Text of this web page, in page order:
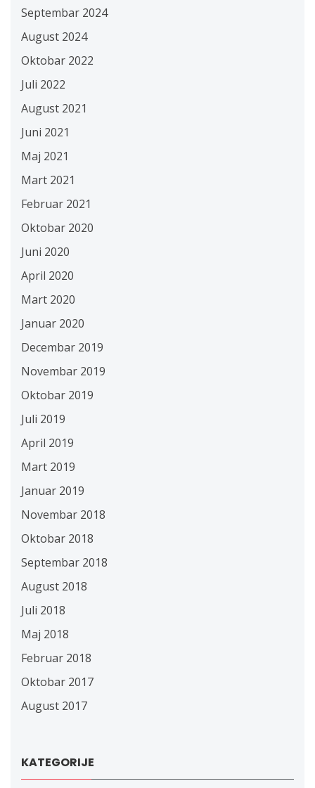
Septembar 2024
August 2024
Oktobar 2022
Juli 2022
August 2021
Juni 2021
Maj 2021
Mart 2021
Februar 2021
Oktobar 2020
Juni 2020
April 2020
Mart 2020
Januar 2020
Decembar 2019
Novembar 2019
Oktobar 2019
Juli 2019
April 2019
Mart 2019
Januar 2019
Novembar 2018
Oktobar 2018
Septembar 2018
August 2018
Juli 2018
Maj 2018
Februar 2018
Oktobar 2017
August 2017
KATEGORIJE